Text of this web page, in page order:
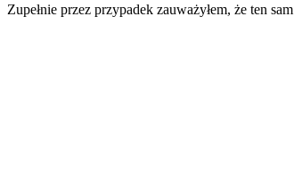
Zupełnie przez przypadek zauważyłem, że ten